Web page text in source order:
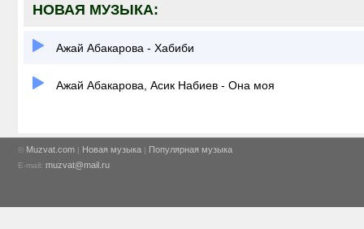
НОВАЯ МУЗЫКА:
Ажай Абакарова - Хабиби
Ажай Абакарова, Асик Набиев - Она моя
© Muzvat.com | Новая музыка | Популярная музыка
E-mail: muzvat@mail.ru